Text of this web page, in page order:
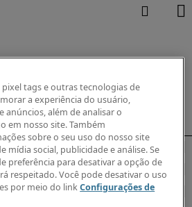
pixel tags e outras tecnologias de
a experiência do usuário,
anúncios, além de analisar o
em nosso site. Também
sobre o seu uso do nosso site
mídia social, publicidade e análise. Se
preferência para desativar a opção de
respeitado. Você pode desativar o uso
por meio do linkConfigurações de